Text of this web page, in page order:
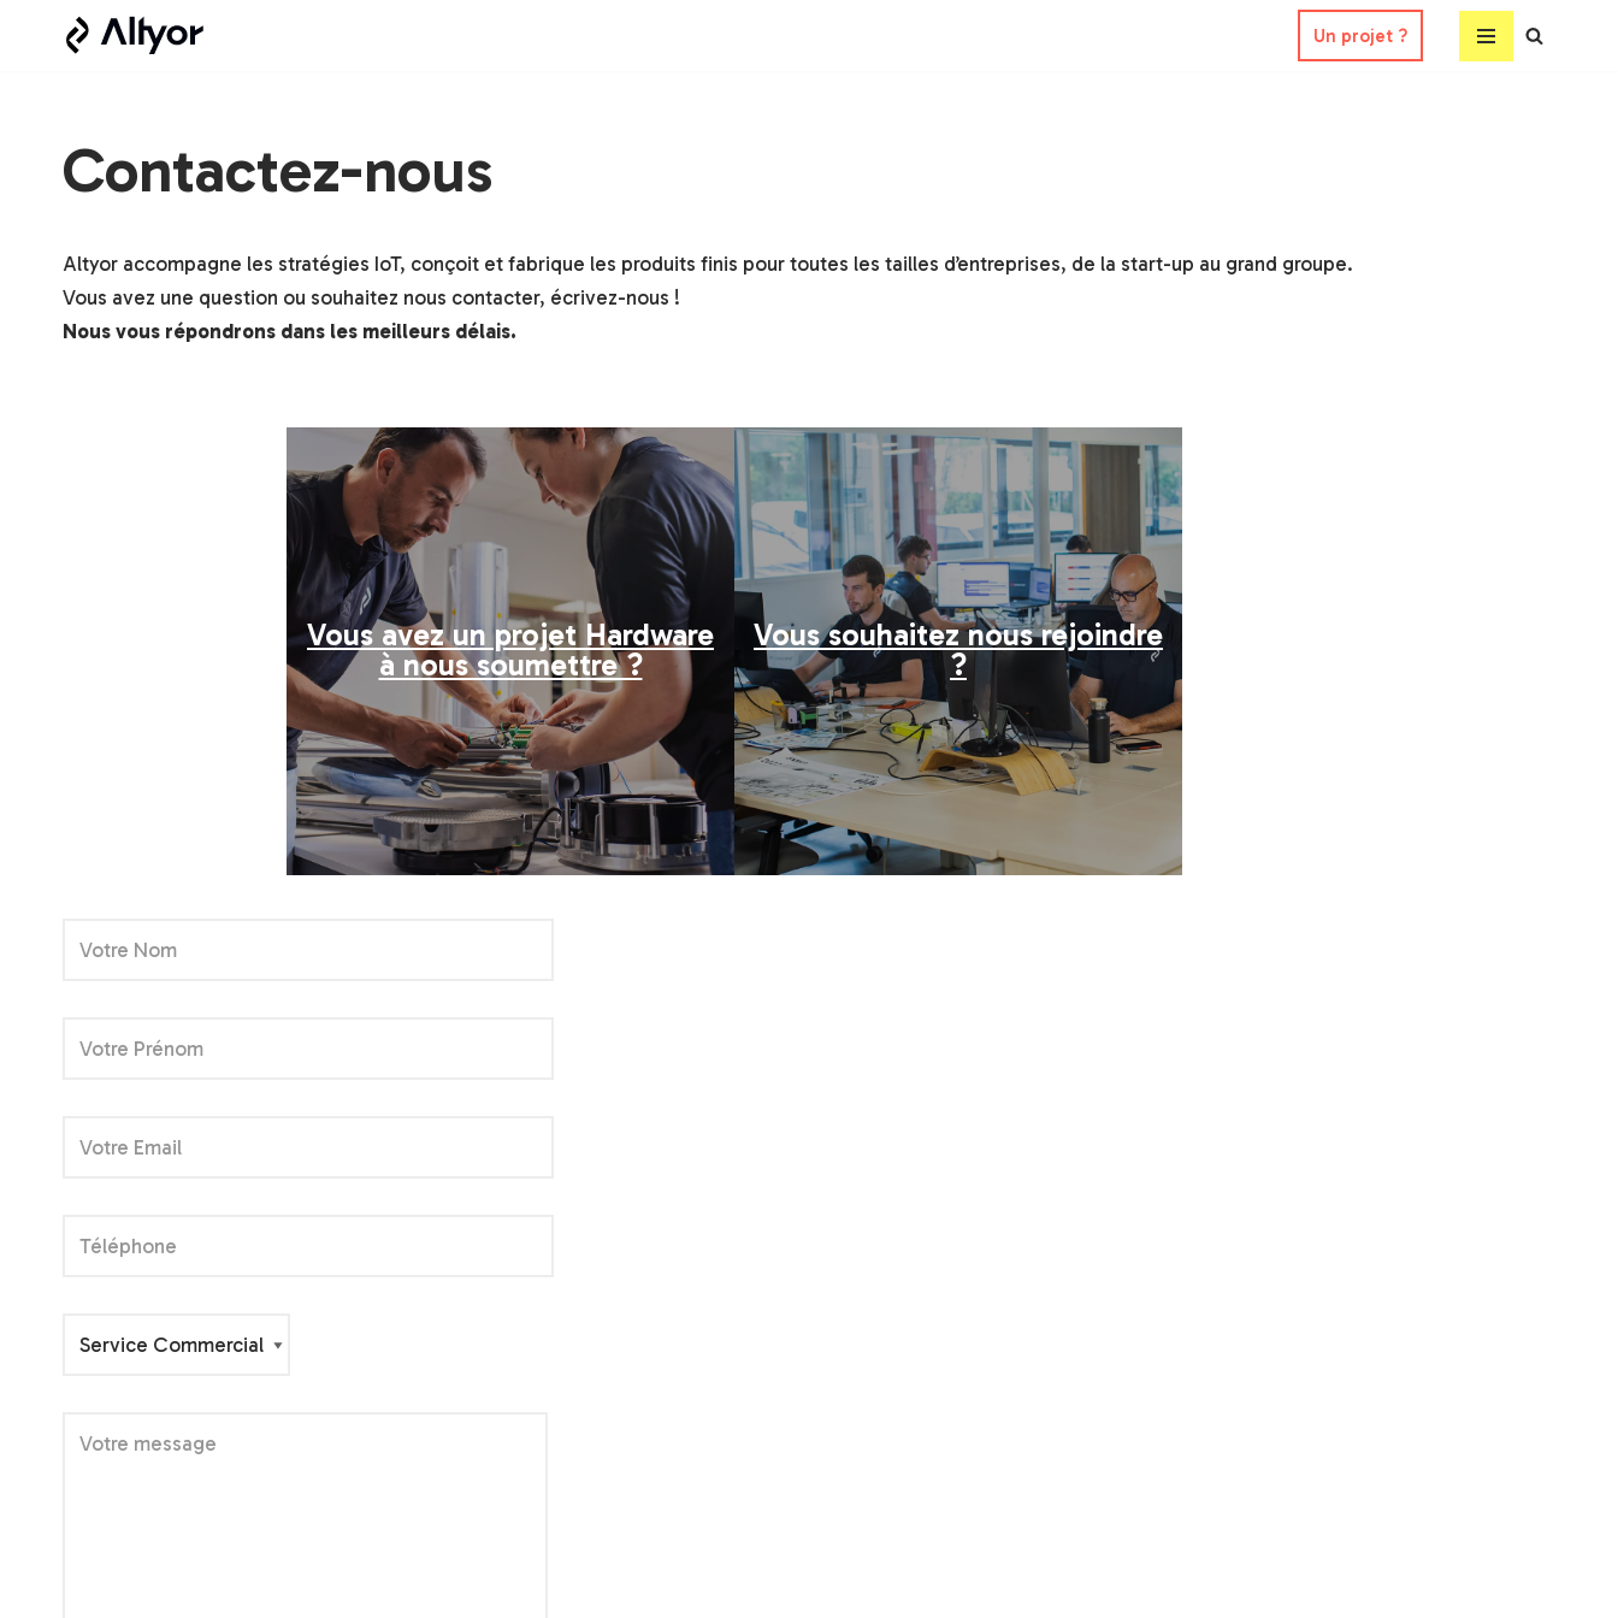
Un projet ?
Contactez-nous
Altyor accompagne les stratégies IoT, conçoit et fabrique les produits finis pour toutes les tailles d’entreprises, de la start-up au grand groupe.
Vous avez une question ou souhaitez nous contacter, écrivez-nous !
Nous vous répondrons dans les meilleurs délais.
Vous avez un projet Hardware
à nous soumettre ?
Vous souhaitez nous rejoindre
?